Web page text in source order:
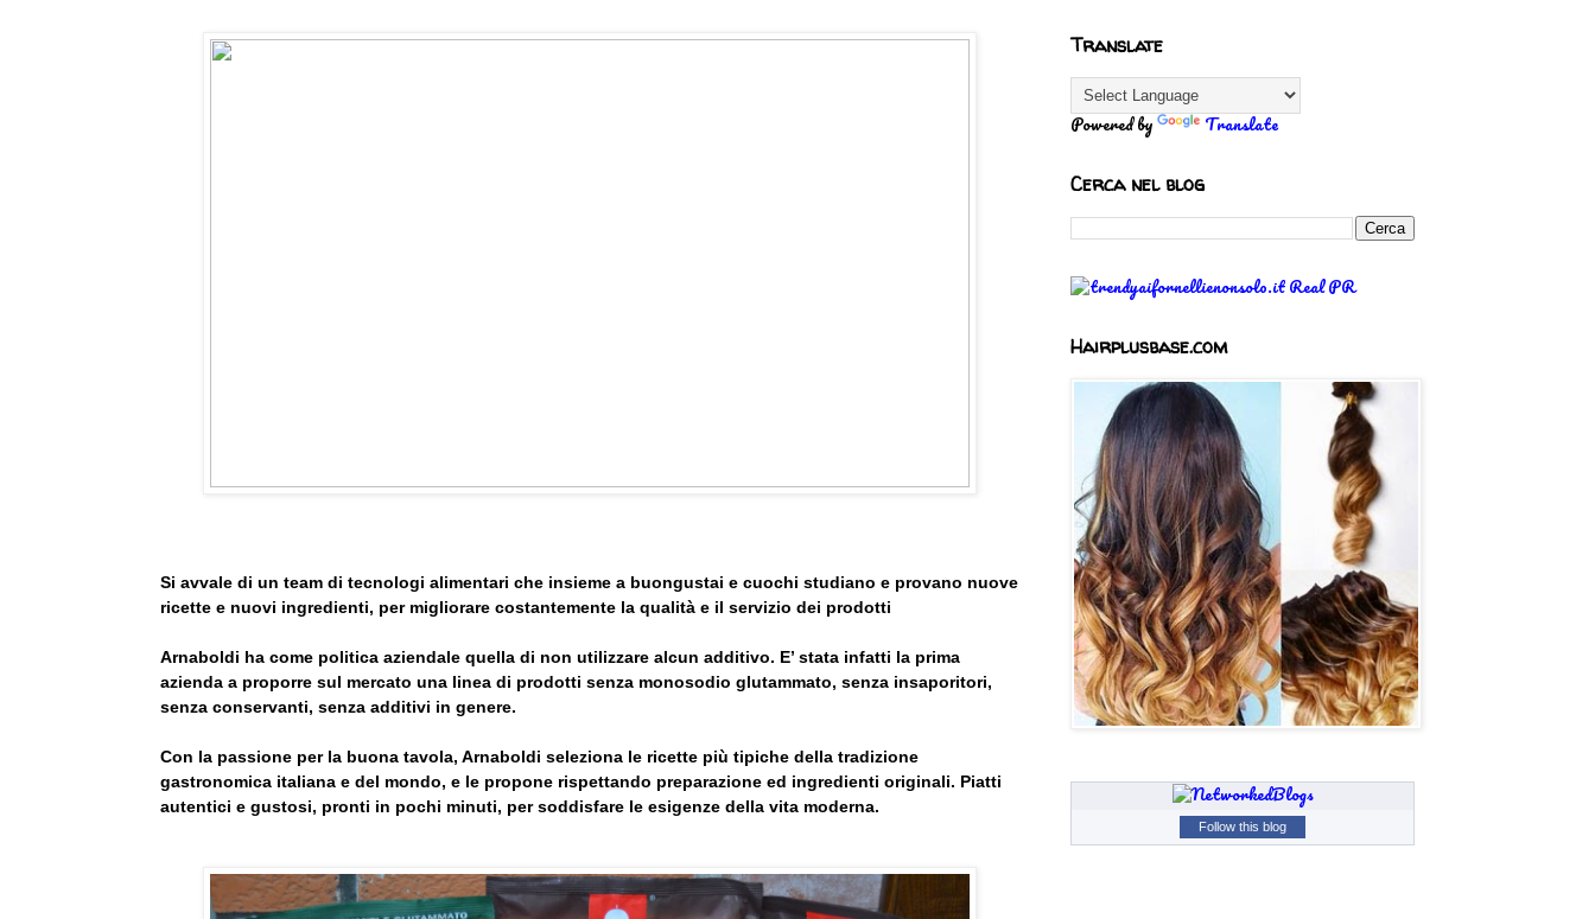
Si avvale di un team di tecnologi alimentari che insieme a buongustai e cuochi studiano e provano nuove
ricette e nuovi ingredienti, per migliorare costantemente la qualità e il servizio dei prodotti
Arnaboldi ha come politica aziendale quella di non utilizzare alcun additivo. E’ stata infatti la prima
azienda a proporre sul mercato una linea di prodotti senza monosodio glutammato, senza insaporitori,
senza conservanti, senza additivi in genere.
Con la passione per la buona tavola, Arnaboldi seleziona le ricette più tipiche della tradizione
gastronomica italiana e del mondo, e le propone rispettando preparazione ed ingredienti originali. Piatti
autentici e gustosi, pronti in pochi minuti, per soddisfare le esigenze della vita moderna.
Translate
Powered by Translate
Cerca nel blog
Hairplusbase.com
Follow this blog